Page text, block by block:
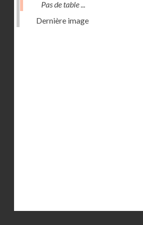
Pas de table ...
Dernière image